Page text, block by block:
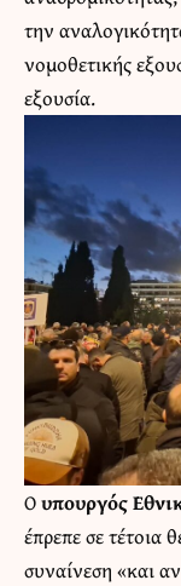
την
νομοθετικής
εξουσία.
Ουπουργός
έπρεπε σε τέτοια
συναίνεση «και